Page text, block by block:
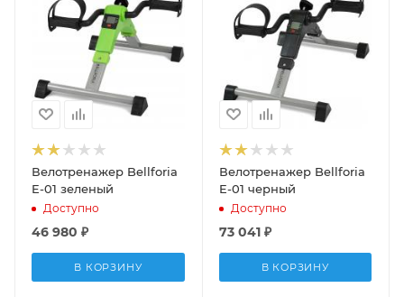
Велотренажер Bellforia
E-01 зеленый
Доступно
46 980 ₽
В КОРЗИНУ
Велотренажер Bellforia
E-01 черный
Доступно
73 041₽
В КОРЗИНУ